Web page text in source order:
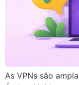
As VPNs são